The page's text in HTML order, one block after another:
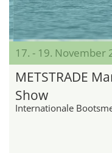
17. - 19. November
METSTRADE
Show
Internationale